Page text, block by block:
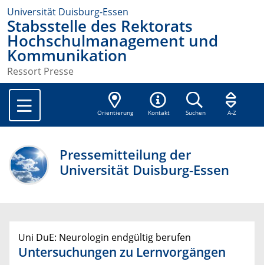
Universität Duisburg-Essen
Stabsstelle des Rektorats
Hochschulmanagement und
Kommunikation
Ressort Presse
Orientierung Kontakt Suchen A-Z
Pressemitteilung der
Universität Duisburg-Essen
Uni DuE: Neurologin endgültig berufen
Untersuchungen zu Lernvorgängen